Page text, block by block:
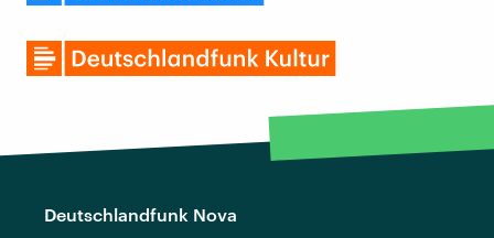
Deutschlandfunk Nova